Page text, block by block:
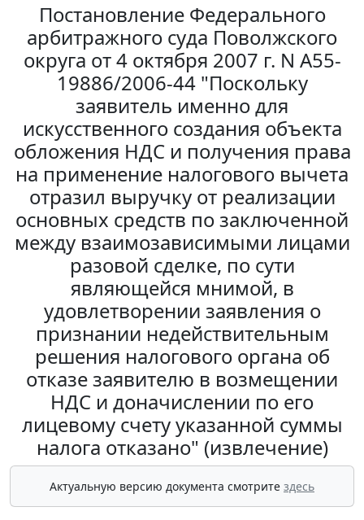
Постановление Федерального
арбитражного суда Поволжского
округа от 4 октября 2007 г. N А55-
19886/2006-44 "Поскольку
заявитель именно для
искусственного создания объекта
обложения НДС и получения права
на применение налогового вычета
отразил выручку от реализации
основных средств по заключенной
между взаимозависимыми лицами
разовой сделке, по сути
являющейся мнимой, в
удовлетворении заявления о
признании недействительным
решения налогового органа об
отказе заявителю в возмещении
НДС и доначислении по его
лицевому счету указанной суммы
налога отказано" (извлечение)
Актуальную версию документа смотрите здесь